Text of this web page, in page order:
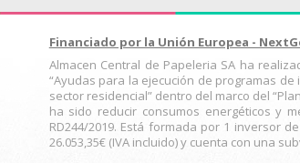
Financiado por la Unión Europea -
Almacen Central de Papeleria SA ha
“Ayudas para la ejecución de programas
sector residencial” dentro del marco del
ha sido reducir consumos energéticos y
RD244/2019. Está formada por 1 inversor
26.053,35€ (IVA incluido) y cuenta con una